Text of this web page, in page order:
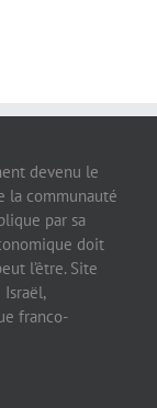
devenu le
la communauté
par sa
doit
l’être. Site
franco-